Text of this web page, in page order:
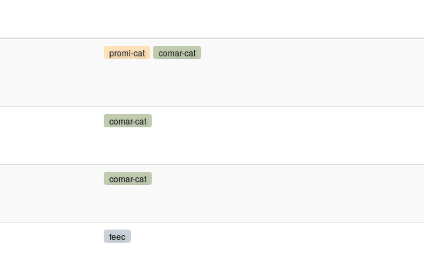
promi-cat comar-cat
comar-cat
comar-cat
feec